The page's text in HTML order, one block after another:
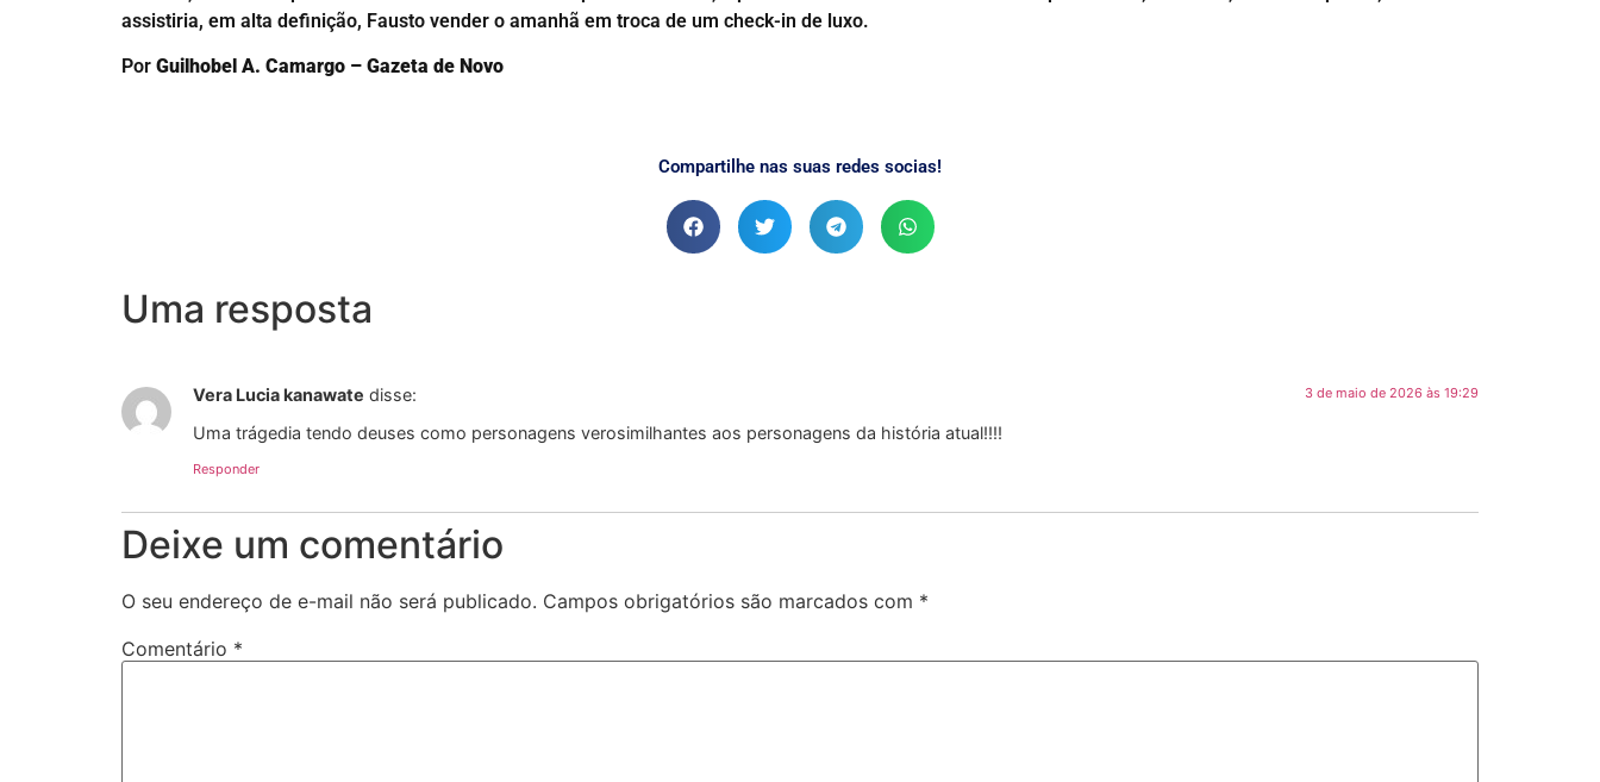
assistiria, em alta definição, Fausto vender o amanhã em troca de um check-in de luxo.
Por Guilhobel A. Camargo – Gazeta de Novo
Compartilhe nas suas redes socias!
Uma resposta
Vera Lucia kanawate disse: 3 de maio de 2026 às 19:29
Uma trágedia tendo deuses como personagens verosimilhantes aos personagens da história atual!!!!
Responder
Deixe um comentário
O seu endereço de e-mail não será publicado. Campos obrigatórios são marcados com *
Comentário *